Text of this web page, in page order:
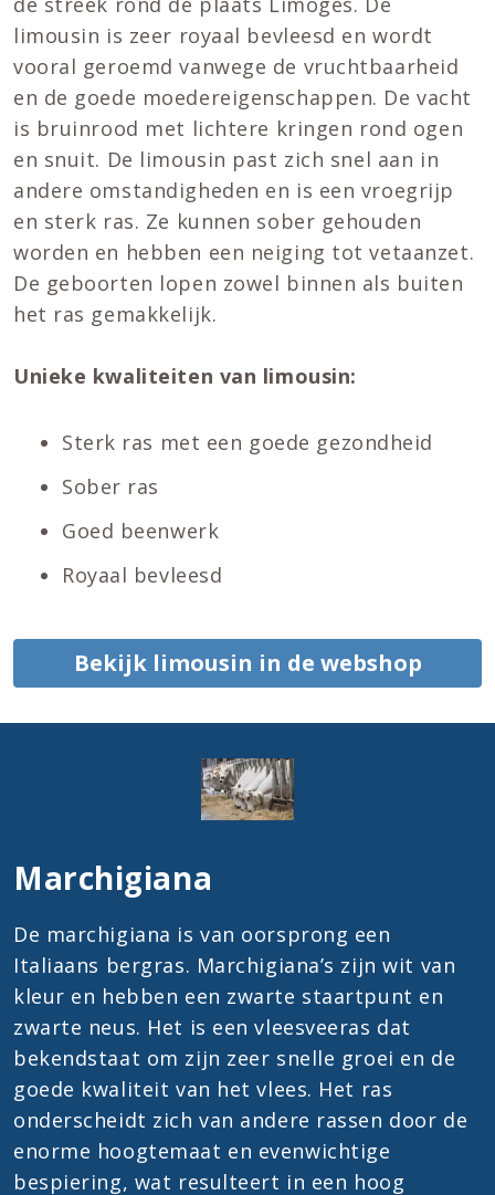
limousin is zeer royaal bevleesd en wordt
vooral geroemd vanwege de vruchtbaarheid
en de goede moedereigenschappen. De vacht
is bruinrood met lichtere kringen rond ogen
en snuit. De limousin past zich snel aan in
andere omstandigheden en is een vroegrijp
en sterk ras. Ze kunnen sober gehouden
worden en hebben een neiging tot vetaanzet.
De geboorten lopen zowel binnen als buiten
het ras gemakkelijk.
Unieke kwaliteiten van limousin:
Sterk ras met een goede gezondheid
Sober ras
Goed beenwerk
Royaal bevleesd
Bekijk limousin in de webshop
Marchigiana
De marchigiana is van oorsprong een
Italiaans bergras. Marchigiana’s zijn wit van
kleur en hebben een zwarte staartpunt en
zwarte neus. Het is een vleesveeras dat
bekendstaat om zijn zeer snelle groei en de
goede kwaliteit van het vlees. Het ras
onderscheidt zich van andere rassen door de
enorme hoogtemaat en evenwichtige
bespiering, wat resulteert in een hoog